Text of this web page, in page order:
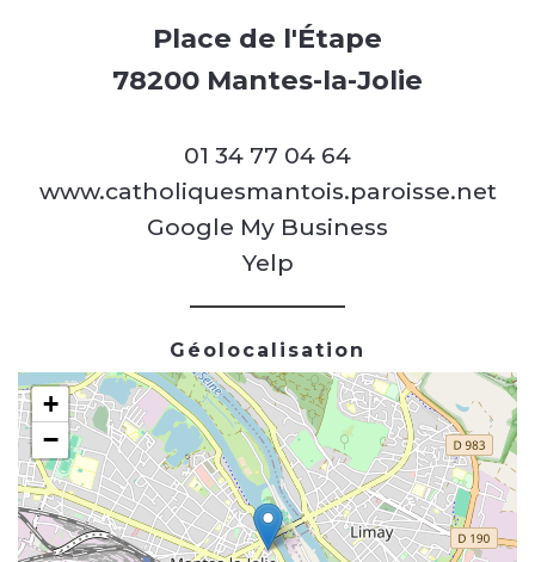
Place de l'Étape
78200 Mantes-la-Jolie
01 34 77 04 64
www.catholiquesmantois.paroisse.net
Google My Business
Yelp
Géolocalisation
+
−